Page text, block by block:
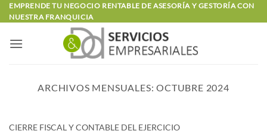
Saltar
al
EMPRENDE TU NEGOCIO RENTABLE DE ASESORÍA Y GESTORÍA CON
NUESTRA FRANQUICIA
ARCHIVOS MENSUALES:OCTUBRE 2024
CIERRE FISCAL Y CONTABLE DEL EJERCICIO